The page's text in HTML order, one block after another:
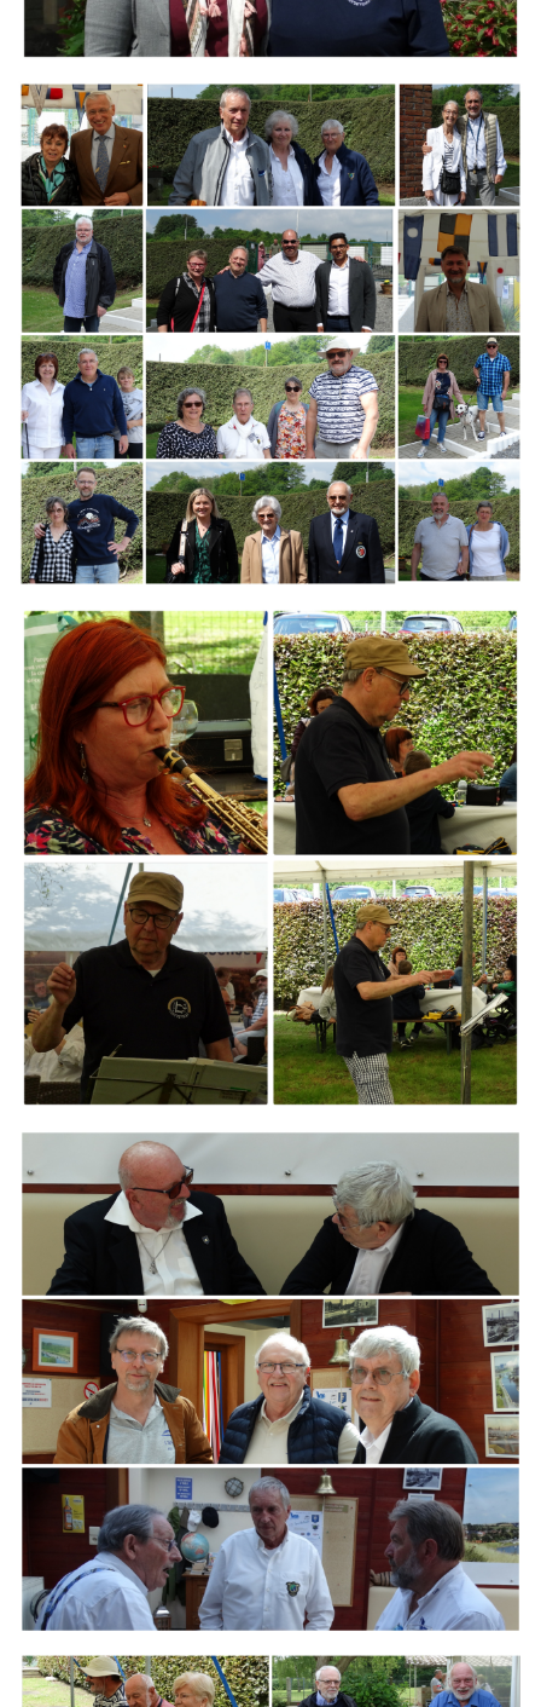
Branding
ARMCHAIR
Branding
ARMCHAIR
ARMCHAIR
Branding
ARMCHAIR